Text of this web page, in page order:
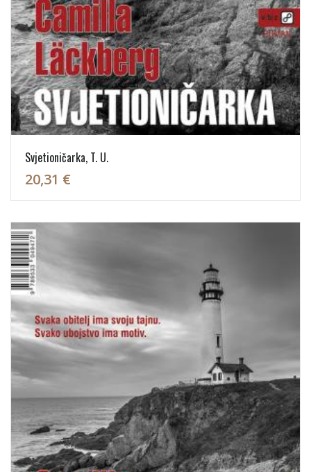
Svjetioničarka, T. U.
20,31 €